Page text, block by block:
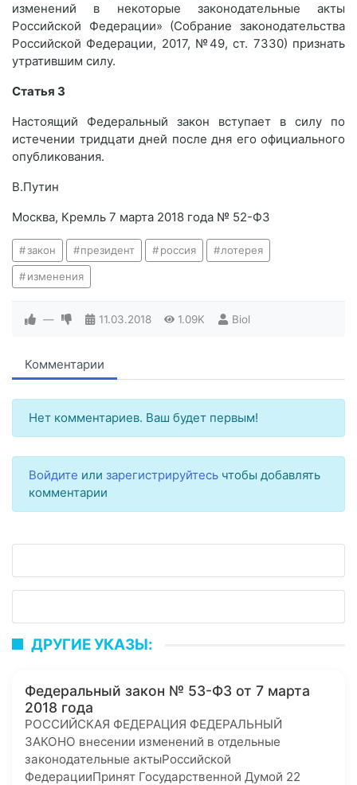
изменений в некоторые законодательные акты
Российской Федерации» (Собрание законодательства
Российской Федерации, 2017, №49, ст. 7330) признать
утратившим силу.
Статья 3
Настоящий Федеральный закон вступает в силу по
истечении тридцати дней после дня его официального
опубликования.
В.Путин
Москва, Кремль 7 марта 2018 года № 52-ФЗ
закон президент россия лотерея
изменения
— 11.03.2018 1.09K Biol
Комментарии
Нет комментариев. Ваш будет первым!
Войдите или зарегистрируйтесь чтобы добавлять
комментарии
ДРУГИЕ УКАЗЫ:
Федеральный закон № 53-ФЗ от 7 марта
2018 года
РОССИЙСКАЯ ФЕДЕРАЦИЯ ФЕДЕРАЛЬНЫЙ
ЗАКОНО внесении изменений в отдельные
законодательные актыРоссийской
ФедерацииПринят Государственной Думой 22